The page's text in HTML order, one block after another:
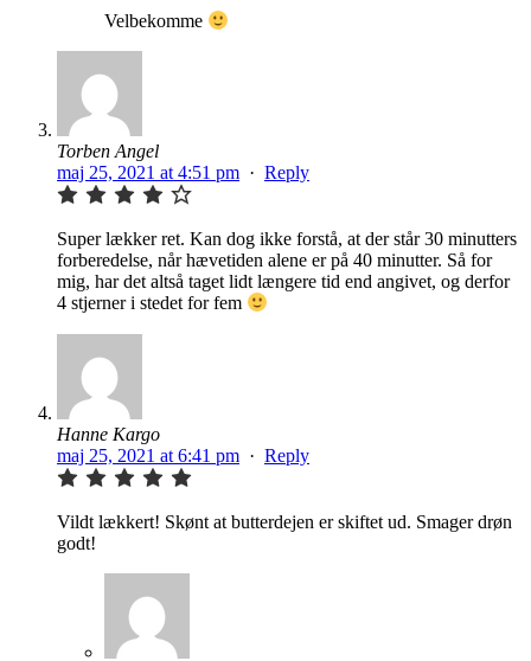
Velbekomme
Torben Angel
maj 25, 2021 at 4:51 pm · Reply
Super lækker ret. Kan dog ikke forstå, at der står 30 minutters
forberedelse, når hævetiden alene er på 40 minutter. Så for
mig, har det altså taget lidt længere tid end angivet, og derfor
4 stjerner i stedet for fem
Hanne Kargo
maj 25, 2021 at 6:41 pm · Reply
Vildt lækkert! Skønt at butterdejen er skiftet ud. Smager drøn
godt!